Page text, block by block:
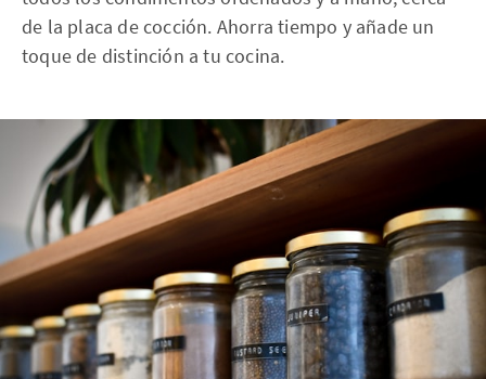
de la placa de cocción. Ahorra tiempo y añade un
toque de distinción a tu cocina.